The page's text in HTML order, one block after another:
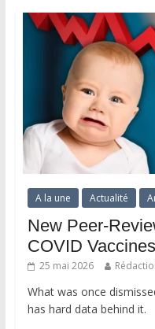
A la une Actualité
New Peer-
COVID
25 mai 2026
What was once
has hard data behind it.